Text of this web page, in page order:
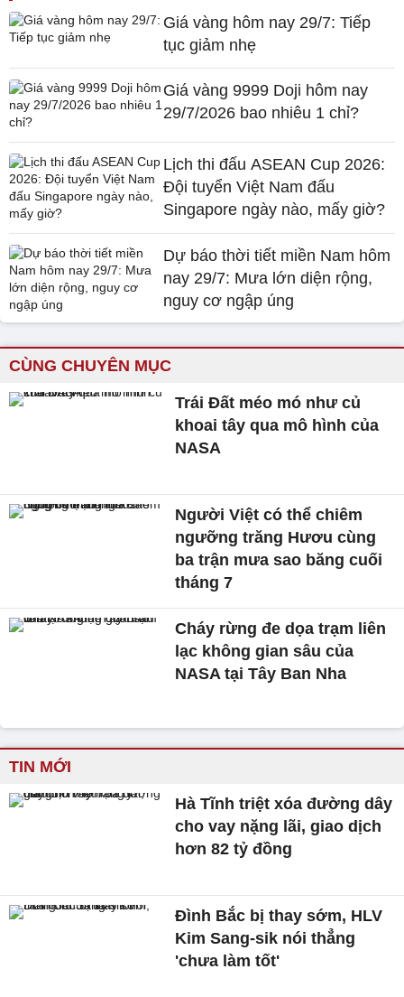
Giá vàng hôm nay 29/7: Tiếp
tục giảm nhẹ
Giá vàng 9999 Doji hôm nay
29/7/2026 bao nhiêu 1 chỉ?
Lịch thi đấu ASEAN Cup 2026:
Đội tuyển Việt Nam đấu
Singapore ngày nào, mấy giờ?
Dự báo thời tiết miền Nam hôm
nay 29/7: Mưa lớn diện rộng,
nguy cơ ngập úng
CÙNG CHUYÊN MỤC
Trái Đất méo mó như củ
khoai tây qua mô hình của
NASA
Người Việt có thể chiêm
ngưỡng trăng Hươu cùng
ba trận mưa sao băng cuối
tháng 7
Cháy rừng đe dọa trạm liên
lạc không gian sâu của
NASA tại Tây Ban Nha
TIN MỚI
Hà Tĩnh triệt xóa đường dây
cho vay nặng lãi, giao dịch
hơn 82 tỷ đồng
Đình Bắc bị thay sớm, HLV
Kim Sang-sik nói thẳng
'chưa làm tốt'